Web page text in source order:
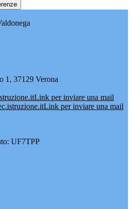
1, 37129 Verona
Link per inviare una mail
Link per inviare una mail
UF7TPP